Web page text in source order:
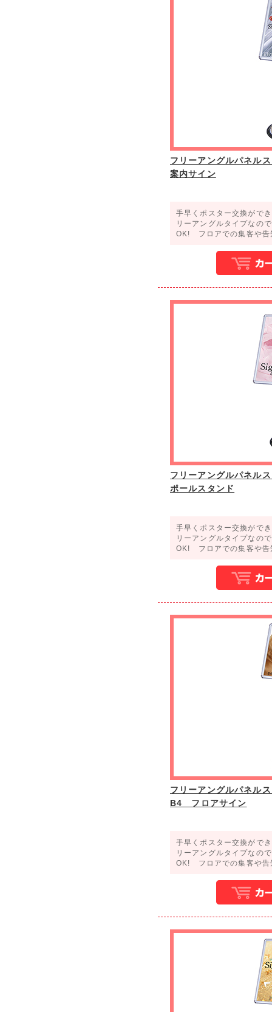
フリーアングルパネ
案内サイン
手早くポスター交換がで
リーアングルタイプなの
OK! フロアでの集客や告
フリーアングルパネ
ポールスタンド
手早くポスター交換がで
リーアングルタイプなの
OK! フロアでの集客や告
フリーアングルパネル
B4 フロアサイン
手早くポスター交換がで
リーアングルタイプなの
OK! フロアでの集客や告